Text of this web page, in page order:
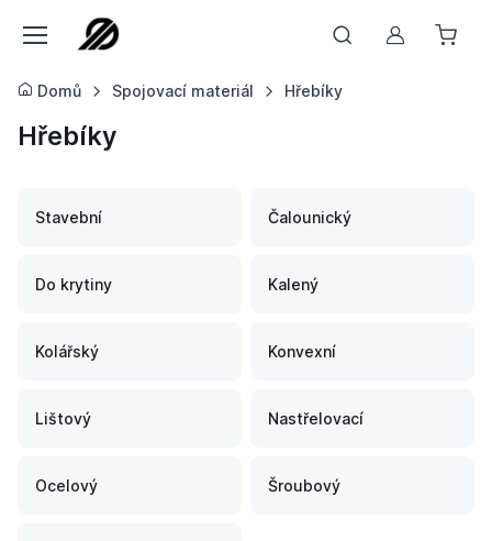
Můj účet
Domů Spojovací materiál Hřebíky
Hřebíky
Stavební Čalounický
Do krytiny Kalený
Kolářský Konvexní
Lištový Nastřelovací
Ocelový Šroubový